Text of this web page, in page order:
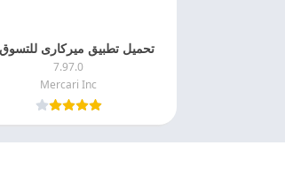
7.97.0
Mercari Inc